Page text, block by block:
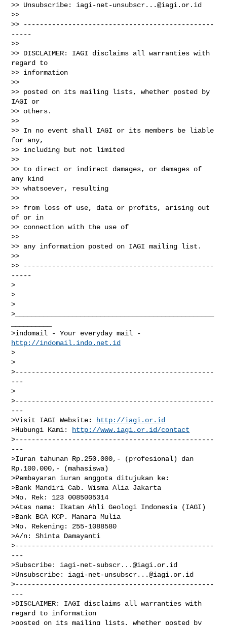
>> Unsubscribe: iagi-net-unsubscr...@iagi.or.id
>>
>> -----------------------------------------------
-----
>>
>> DISCLAIMER: IAGI disclaims all warranties with
regard to
>> information
>>
>> posted on its mailing lists, whether posted by
IAGI or
>> others.
>>
>> In no event shall IAGI or its members be liable
for any,
>> including but not limited
>>
>> to direct or indirect damages, or damages of
any kind
>> whatsoever, resulting
>>
>> from loss of use, data or profits, arising out
of or in
>> connection with the use of
>>
>> any information posted on IAGI mailing list.
>>
>> -----------------------------------------------
-----
>
>
>
>_________________________________________________
http://indomail.indo.net.id
>
>
>-------------------------------------------------
---
>
>-------------------------------------------------
---
>Visit IAGI Website:
http://iagi.or.id
>Hubungi Kami:
http://www.iagi.or.id/contact
>-------------------------------------------------
---
>Iuran tahunan Rp.250.000,- (profesional) dan
Rp.100.000,- (mahasiswa)
>Pembayaran iuran anggota ditujukan ke:
>Bank Mandiri Cab. Wisma Alia Jakarta
>No. Rek: 123 0085005314
>Atas nama: Ikatan Ahli Geologi Indonesia (IAGI)
>Bank BCA KCP. Manara Mulia
>No. Rekening: 255-1088580
>A/n: Shinta Damayanti
>-------------------------------------------------
---
>Subscribe: iagi-net-subscr...@iagi.or.id
>Unsubscribe: iagi-net-unsubscr...@iagi.or.id
>-------------------------------------------------
---
>DISCLAIMER: IAGI disclaims all warranties with
regard to information
>posted on its mailing lists, whether posted by